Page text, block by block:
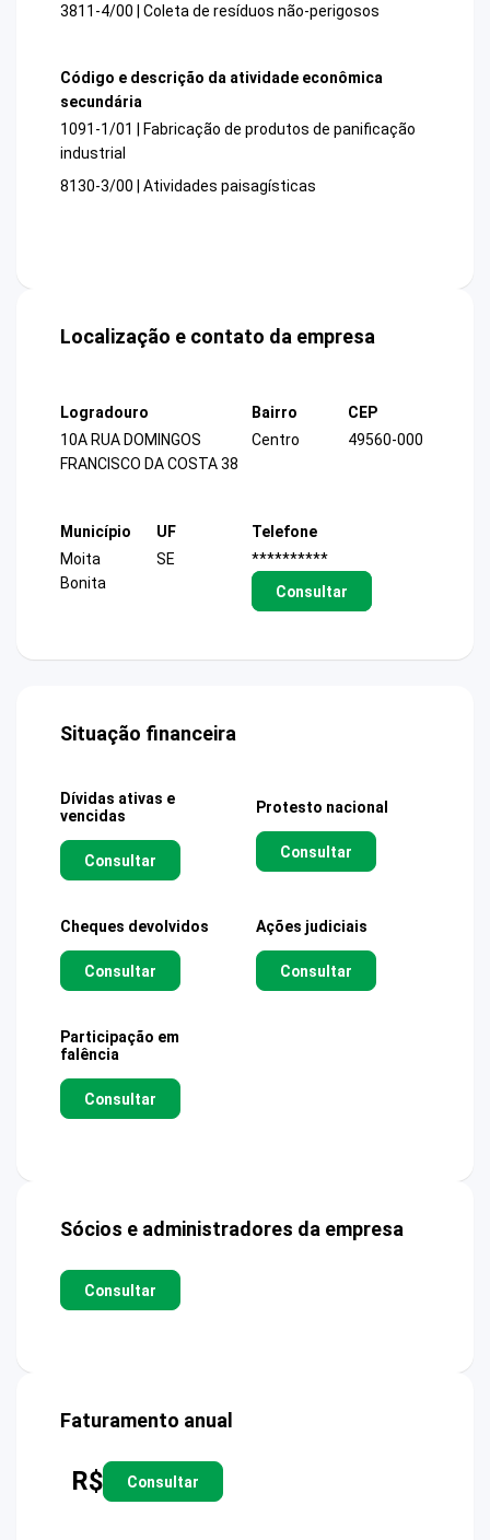
3811-4/00 | Coleta de resíduos não-perigosos
Código e descrição da atividade econômica
secundária
1091-1/01 | Fabricação de produtos de panificação
industrial
8130-3/00 | Atividades paisagísticas
Localização e contato da empresa
Logradouro
10A RUA DOMINGOS
FRANCISCO DA COSTA 38
Bairro
Centro
CEP
49560-000
Município
Moita
Bonita
UF
SE
Telefone
**********
Consultar
Situação financeira
Dívidas ativas e
vencidas
Consultar
Protesto nacional
Consultar
Cheques devolvidos
Consultar
Ações judiciais
Consultar
Participação em
falência
Consultar
Sócios e administradores da empresa
Consultar
Faturamento anual
R$ Consultar